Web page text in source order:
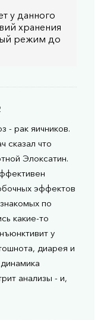
у данного
хранения
режим до
- рак яичников.
сказал что
Элоксатин.
эффектов
по
какие-то
у
диарея и
анализы - и,